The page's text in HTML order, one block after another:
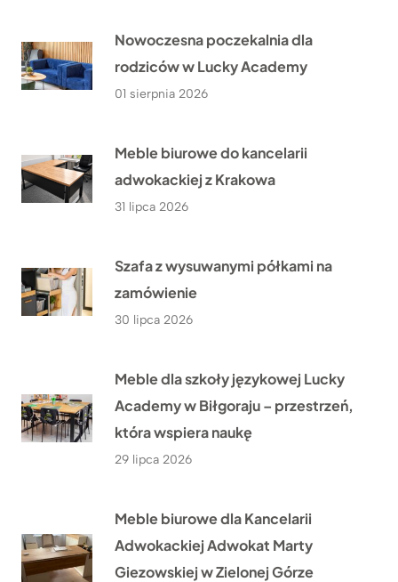
Nowoczesna poczekalnia dla
rodziców w Lucky Academy
01 sierpnia 2026
Meble biurowe do kancelarii
adwokackiej z Krakowa
31 lipca 2026
Szafa z wysuwanymi półkami na
zamówienie
30 lipca 2026
Meble dla szkoły językowej Lucky
Academy w Biłgoraju – przestrzeń,
która wspiera naukę
29 lipca 2026
Meble biurowe dla Kancelarii
Adwokackiej Adwokat Marty
Giezowskiej w Zielonej Górze